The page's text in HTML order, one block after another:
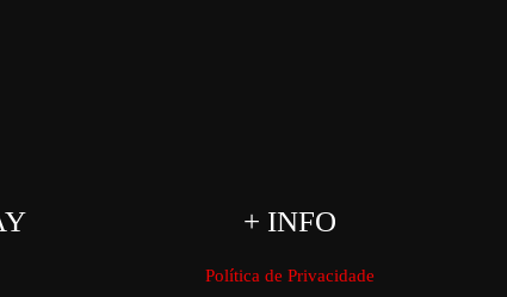
+ INFO
Política de Privacidade